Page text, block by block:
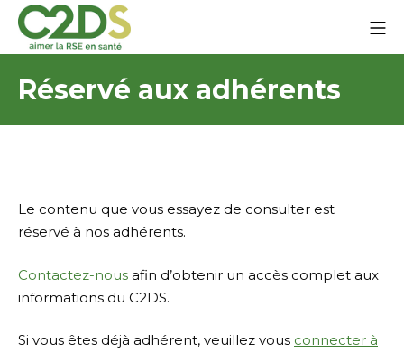
Zum
Inhalt
springen
C2DS
Réservé aux adhérents
Le contenu que vous essayez de consulter est
réservé à nos adhérents.
Contactez-nous afin d’obtenir un accès complet aux
informations du C2DS.
Si vous êtes déjà adhérent, veuillez vous connecter à